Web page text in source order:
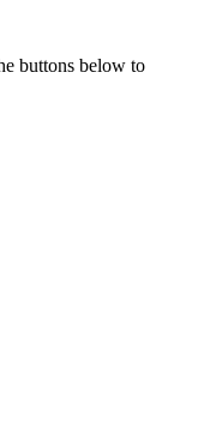
buttons below to